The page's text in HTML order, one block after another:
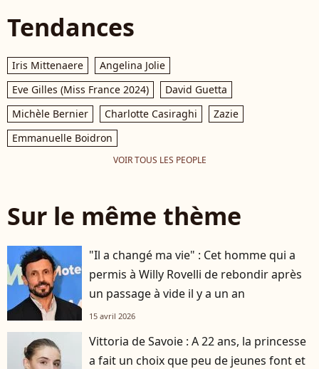
Tendances
Iris Mittenaere
Angelina Jolie
Eve Gilles (Miss France 2024)
David Guetta
Michèle Bernier
Charlotte Casiraghi
Zazie
Emmanuelle Boidron
VOIR TOUS LES PEOPLE
Sur le même thème
"Il a changé ma vie" : Cet homme qui a
permis à Willy Rovelli de rebondir après
un passage à vide il y a un an
15 avril 2026
Vittoria de Savoie : A 22 ans, la princesse
a fait un choix que peu de jeunes font et